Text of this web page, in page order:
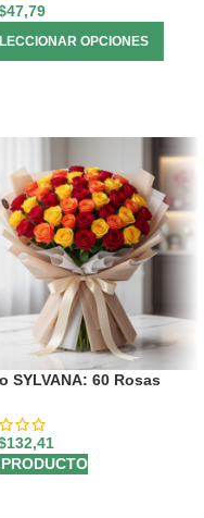
47,79
OPCIONES
SYLVANA: 60 Rosas
132,41